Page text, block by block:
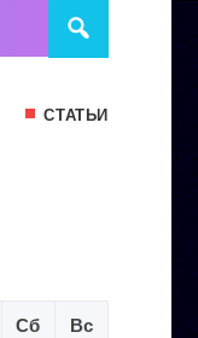
СТАТЬИ
Сб Вс